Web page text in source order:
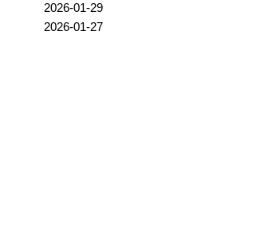
2026-01-29
2026-01-27